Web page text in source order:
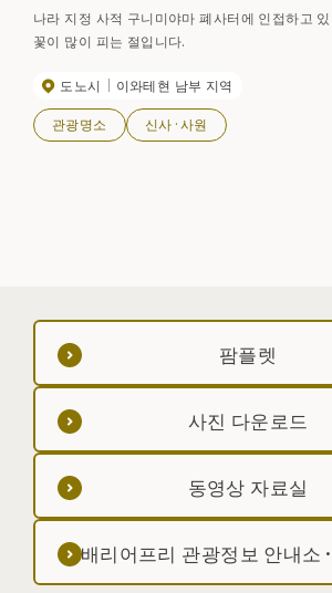
나라 지정 사적 구니미야마 폐사터에 인접하고
꽃이 많이 피는 절입니다.
도노시 이와테현 남부 지역
관광명소 신사·사원
팜플렛
사진 다운로드
동영상 자료실
배리어프리 관광정보 안내소